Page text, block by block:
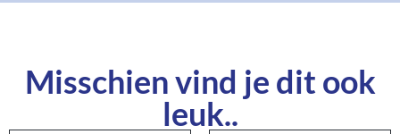
Misschien vind je dit ook
leuk..